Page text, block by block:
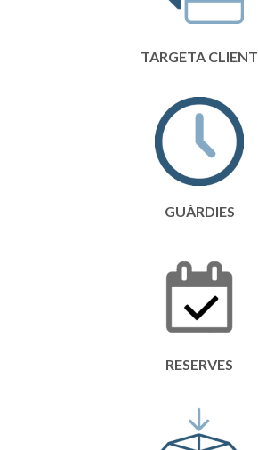
TARGETA CLIENT
GUÀRDIES
RESERVES